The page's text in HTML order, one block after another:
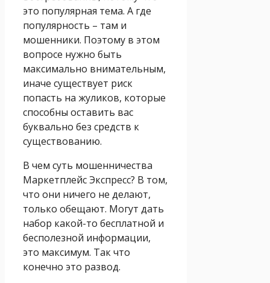
это популярная тема. А где
популярность – там и
мошенники. Поэтому в этом
вопросе нужно быть
максимально внимательным,
иначе существует риск
попасть на жуликов, которые
способны оставить вас
буквально без средств к
существованию.
В чем суть мошенничества
Маркетплейс Экспресс? В том,
что они ничего не делают,
только обещают. Могут дать
набор какой-то бесплатной и
бесполезной информации,
это максимум. Так что
конечно это развод.